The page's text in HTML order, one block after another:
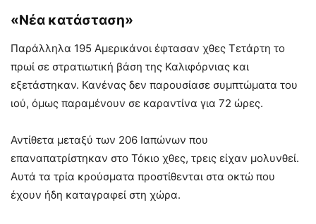
«Νέα κατάσταση»
Παράλληλα 195 Αμερικάνοι έφτασαν χθες Τετάρτη το
πρωί σε στρατιωτική βάση της Καλιφόρνιας και
εξετάστηκαν. Κανένας δεν παρουσίασε συμπτώματα του
ιού, όμως παραμένουν σε καραντίνα για 72 ώρες.
Αντίθετα μεταξύ των 206 Ιαπώνων που
επαναπατρίστηκαν στο Τόκιο χθες, τρεις είχαν μολυνθεί.
Αυτά τα τρία κρούσματα προστίθενται στα οκτώ που
έχουν ήδη καταγραφεί στη χώρα.